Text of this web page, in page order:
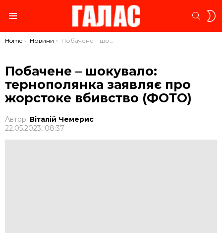
You are here:
Home Новини Побачене – шокувало: тернополянка заявляє про жорстоке вбивство (ФОТО)
Побачене – шокувало:
тернополянка заявляє про
жорстоке вбивство (ФОТО)
Автор: Віталій Чемерис
22.05.2023, 08:37